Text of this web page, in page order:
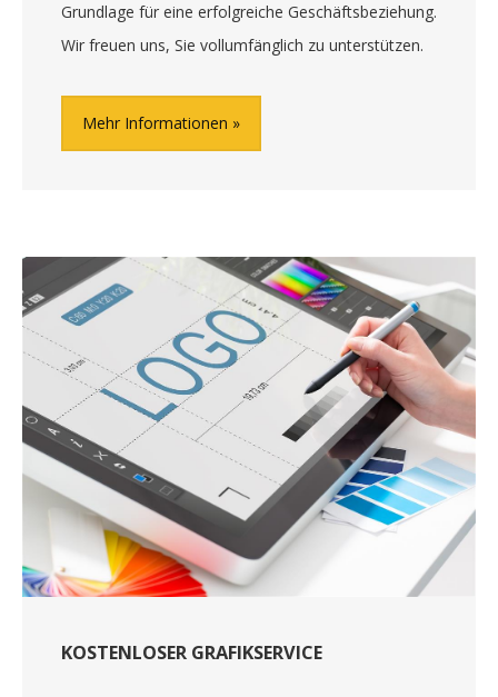
Grundlage für eine erfolgreiche Geschäftsbeziehung.
Wir freuen uns, Sie vollumfänglich zu unterstützen.
Mehr Informationen
KOSTENLOSER GRAFIKSERVICE